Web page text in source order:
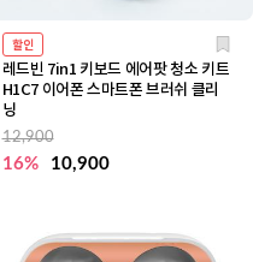
할인
레드빈 7in1 키보드 에어팟 청소 키트
H1C7 이어폰 스마트폰 브러쉬 클리
닝
12,900
16% 10,900